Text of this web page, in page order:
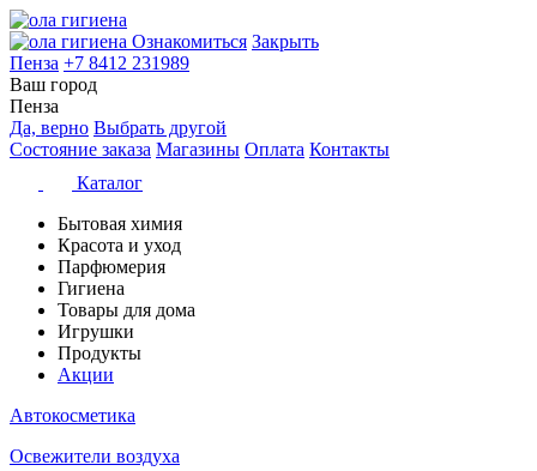
Ознакомиться Закрыть
Пенза +7 8412 231989
Ваш город
Пенза
Да, верно Выбрать другой
Состояние заказа Магазины Оплата Контакты
Каталог
Бытовая химия
Красота и уход
Парфюмерия
Гигиена
Товары для дома
Игрушки
Продукты
Акции
Автокосметика
Освежители воздуха